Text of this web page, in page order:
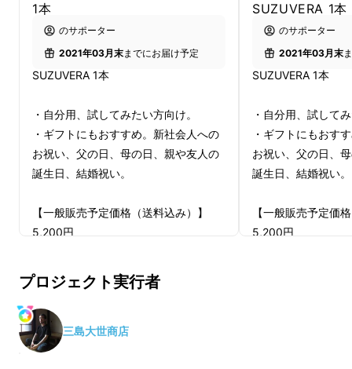
靴や足に合わせて、自由自在に形を変えること
素材である純度100%の錫は金属ながら柔らか
く、手で変形できます。
1本
のサポーター
2021年03月末までにお届け予定
SUZUVERA 1本
・自分用、試してみたい方向け。
・ギフトにもおすすめ。新社会人への
お祝い、父の日、母の日、親や友人の
誕生日、結婚祝い。
【一般販売予定価格（送料込み）】
5,200円
【makuake限定 早割 20％オフ】
4,150円
SUZUVERA 1本
のサポーター
2021年03月末
SUZUVERA 1本
・自分用、試して
・ギフトにもおす
お祝い、父の日、
誕生日、結婚祝い。
【一般販売予定価
5,200円
プロジェクト実行者
三島大世商店